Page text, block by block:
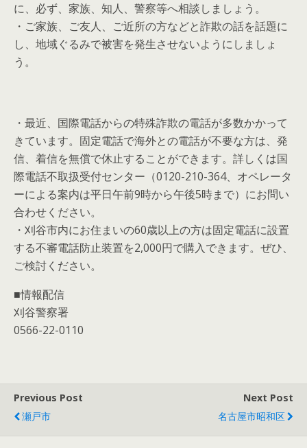
に、必ず、家族、知人、警察等へ相談しましょう。
・ご家族、ご友人、ご近所の方などと詐欺の話を話題に
し、地域ぐるみで被害を発生させないようにしましょ
う。
・最近、国際電話からの特殊詐欺の電話が多数かかって
きています。固定電話で海外との電話が不要な方は、発
信、着信を無償で休止することができます。詳しくは国
際電話不取扱受付センター（0120-210-364、オペレータ
ーによる案内は平日午前9時から午後5時まで）にお問い
合わせください。
・刈谷市内にお住まいの60歳以上の方は固定電話に設置
する不審電話防止装置を2,000円で購入できます。ぜひ、
ご検討ください。
■情報配信
刈谷警察署
0566-22-0110
Previous Post
瀬戸市
Next Post
名古屋市昭和区